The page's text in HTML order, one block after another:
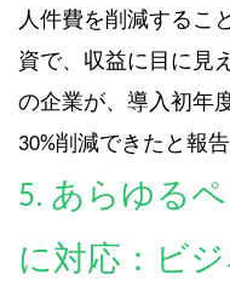
人件費を削減するこ
資で、収益に目に見
の企業が、導入初年
30%削減できたと報
5. あらゆる
に対応：ビ